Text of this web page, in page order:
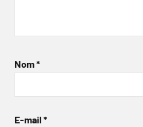
Nom*
E-mail *